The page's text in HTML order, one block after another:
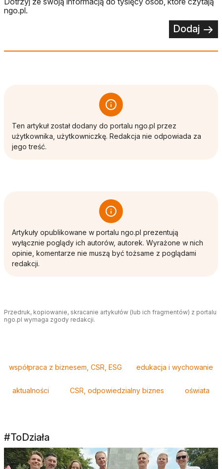
ngo.pl.
Dodaj
Ten artykuł został dodany do portalu ngo.pl przez
użytkownika, użytkowniczkę. Redakcja nie odpowiada za
jego treść.
Artykuły opublikowane w portalu ngo.pl prezentują
wyłącznie poglądy ich autorów, autorek. Wyrażone w nich
opinie, komentarze nie muszą być tożsame z poglądami
redakcji.
Przedruk, kopiowanie, skracanie artykułów (lub ich fragmentów) z portalu
ngo.pl wymaga zgody redakcji.
współpraca z biznesem, CSR, ESG edukacja i wychowanie
aktualności CSR, odpowiedzialny biznes oświata
#ToDziała